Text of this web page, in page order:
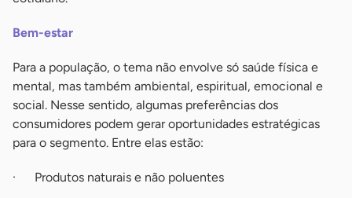
Bem-estar
Para a população, o tema não envolve só saúde física e
mental, mas também ambiental, espiritual, emocional e
social. Nesse sentido, algumas preferências dos
consumidores podem gerar oportunidades estratégicas
para o segmento. Entre elas estão:
· Produtos naturais e não poluentes